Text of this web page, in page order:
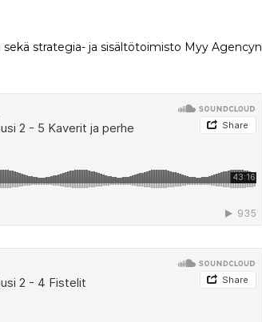
strategia- ja sisältötoimisto Myy Agencyn